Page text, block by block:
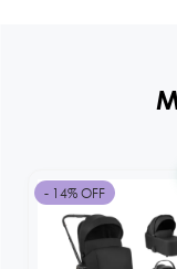
- 14% OFF